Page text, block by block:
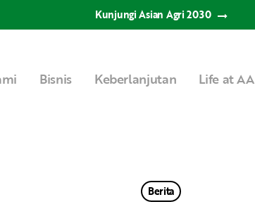
Kunjungi Asian Agri 2030
Bisnis Keberlanjutan Life at AA
Berita